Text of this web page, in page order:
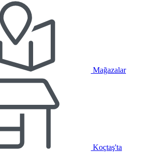
Mağazalar
Koçtaş'ta